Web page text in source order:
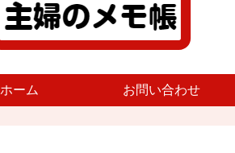
ホーム お問い合わせ